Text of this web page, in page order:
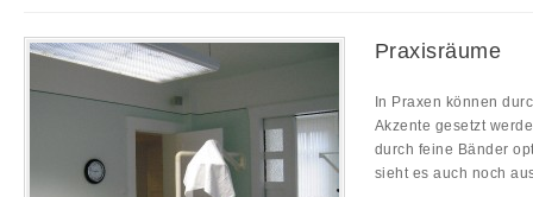
Praxisräume
In Praxen können
Akzente gesetzt
durch feine Bänder
sieht es auch noch